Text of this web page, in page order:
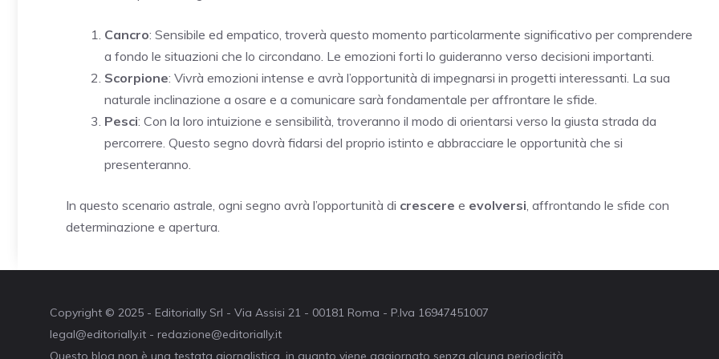
Cancro: Sensibile ed empatico, troverà questo momento particolarmente significativo per comprendere
a fondo le situazioni che lo circondano. Le emozioni forti lo guideranno verso decisioni importanti.
Scorpione: Vivrà emozioni intense e avrà l’opportunità di impegnarsi in progetti interessanti. La sua
naturale inclinazione a osare e a comunicare sarà fondamentale per affrontare le sfide.
Pesci: Con la loro intuizione e sensibilità, troveranno il modo di orientarsi verso la giusta strada da
percorrere. Questo segno dovrà fidarsi del proprio istinto e abbracciare le opportunità che si
presenteranno.
In questo scenario astrale, ogni segno avrà l’opportunità di crescere e evolversi , affrontando le sfide con
determinazione e apertura.
Copyright © 2025 - Editorially Srl - Via Assisi 21 - 00181 Roma - P.Iva 16947451007
legal@editorially.it - redazione@editorially.it
Questo blog non è una testata giornalistica, in quanto viene aggiornato senza alcuna periodicità.